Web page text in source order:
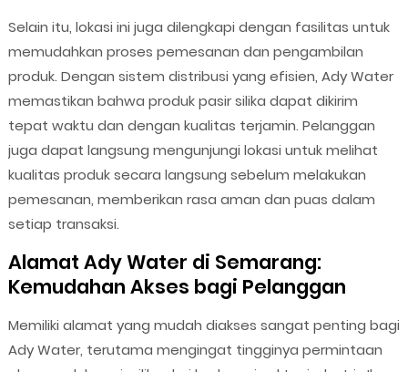
Selain itu, lokasi ini juga dilengkapi dengan fasilitas untuk
memudahkan proses pemesanan dan pengambilan
produk. Dengan sistem distribusi yang efisien, Ady Water
memastikan bahwa produk pasir silika dapat dikirim
tepat waktu dan dengan kualitas terjamin. Pelanggan
juga dapat langsung mengunjungi lokasi untuk melihat
kualitas produk secara langsung sebelum melakukan
pemesanan, memberikan rasa aman dan puas dalam
setiap transaksi.
Alamat Ady Water di Semarang:
Kemudahan Akses bagi Pelanggan
Memiliki alamat yang mudah diakses sangat penting bagi
Ady Water, terutama mengingat tingginya permintaan